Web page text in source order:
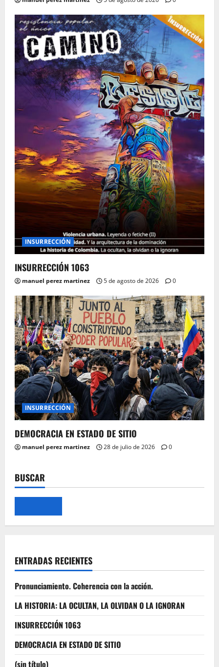
INSURRECCIÓN
INSURRECCIÓN 1063
manuel perez martinez 5 de agosto de 2026 0
INSURRECCIÓN
DEMOCRACIA EN ESTADO DE SITIO
manuel perez martinez 28 de julio de 2026 0
BUSCAR
ENTRADAS RECIENTES
Pronunciamiento. Coherencia con la acción.
LA HISTORIA: LA OCULTAN, LA OLVIDAN O LA IGNORAN
INSURRECCIÓN 1063
DEMOCRACIA EN ESTADO DE SITIO
(sin título)